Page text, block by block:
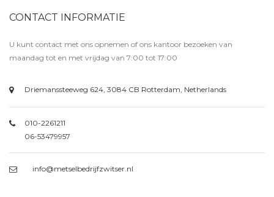
CONTACT INFORMATIE
U kunt contact met ons opnemen of ons kantoor bezoeken van
maandag tot en met vrijdag van 7:00 tot 17:00
Driemanssteeweg 624, 3084 CB Rotterdam, Netherlands
010-2261211
06-53479957
info@metselbedrijfzwitser.nl